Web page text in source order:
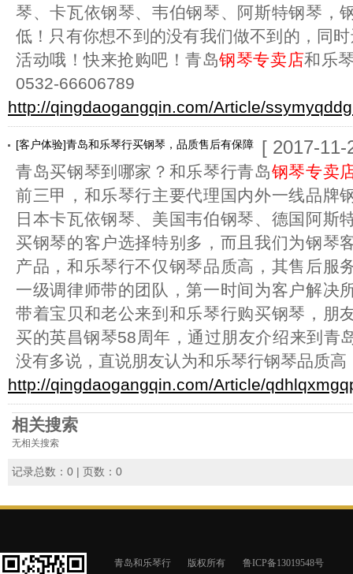
琴、卡瓦依钢琴、韦伯钢琴、阿斯特钢琴，
低！只有你想不到的没有我们做不到的，同
活动哦！快来抢购吧！青岛钢琴专卖店和乐
0532-66606789
http://qingdaogangqin.com/Article/
[客户体验]青岛和乐琴行买钢琴，品质售后有保障 [ 2017-11-
青岛买钢琴到哪家？和乐琴行青岛钢琴专卖
前三甲，和乐琴行主要代理国内外一线品牌
日本卡瓦依钢琴、美国韦伯钢琴、德国阿斯
买钢琴的客户选择特别多，而且我们为钢琴
产品，和乐琴行不仅钢琴品质高，其售后服
一级调律师带的团队，第一时间为客户解决
带着宝贝和老公来到和乐琴行购买钢琴，朋
买的英昌钢琴58周年，通过朋友介绍来到青
没有多说，直说朋友认为和乐琴行钢琴品质高
http://qingdaogangqin.com/Article/
相关搜索
无相关搜索
记录总数：0 | 页数：0
青岛和乐琴行 版权所有
鲁ICP备13019548号